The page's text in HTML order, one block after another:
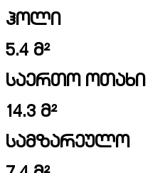
ჰოლი
5.4 მ²
საერთო ოთახი
14.3 მ²
სამზარეულო